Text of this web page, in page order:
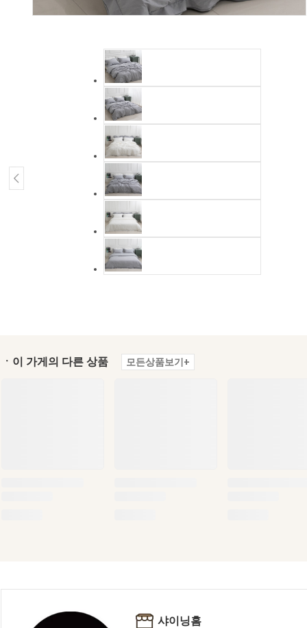
ㆍ이 가게의 다른 상품 모든상품보기+
샤이닝홈